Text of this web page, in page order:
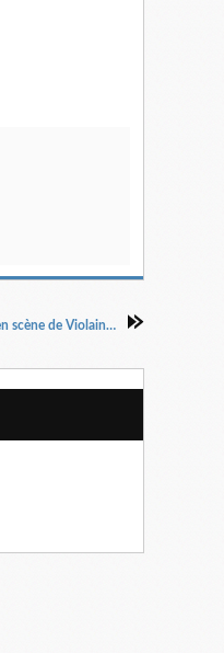
Le gout des olives texte et mise en scène de Violaine Fournier